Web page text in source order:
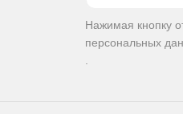
Нажимая кнопку
персональных